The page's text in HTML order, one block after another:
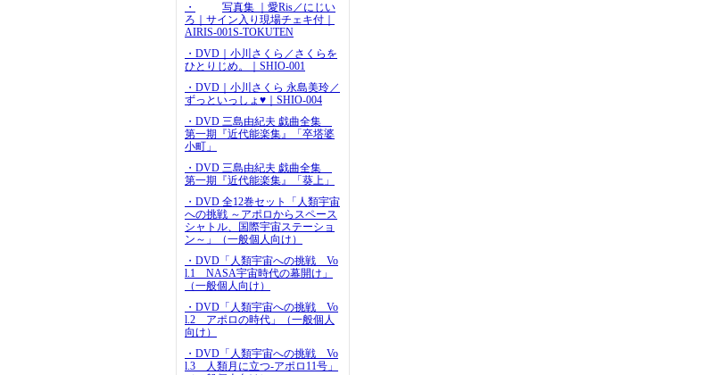
・
写真集 ｜愛Ris／にじい
ろ｜サイン入り現場チェキ付｜
AIRIS-001S-TOKUTEN
・DVD｜小川さくら／さくらを
ひとりじめ。｜SHIO-001
・DVD｜小川さくら 永島美玲／
ずっといっしょ♥｜SHIO-004
・DVD 三島由紀夫 戯曲全集
第一期『近代能楽集』「卒塔婆
小町」
・DVD 三島由紀夫 戯曲全集
第一期『近代能楽集』「葵上」
・DVD 全12巻セット「人類宇宙
への挑戦 ～アポロからスペース
シャトル、国際宇宙ステーショ
ン～」（一般個人向け）
・DVD「人類宇宙への挑戦 Vo
l.1 NASA宇宙時代の幕開け」
（一般個人向け）
・DVD「人類宇宙への挑戦 Vo
l.2 アポロの時代」（一般個人
向け）
・DVD「人類宇宙への挑戦 Vo
l.3 人類月に立つ-アポロ11号」